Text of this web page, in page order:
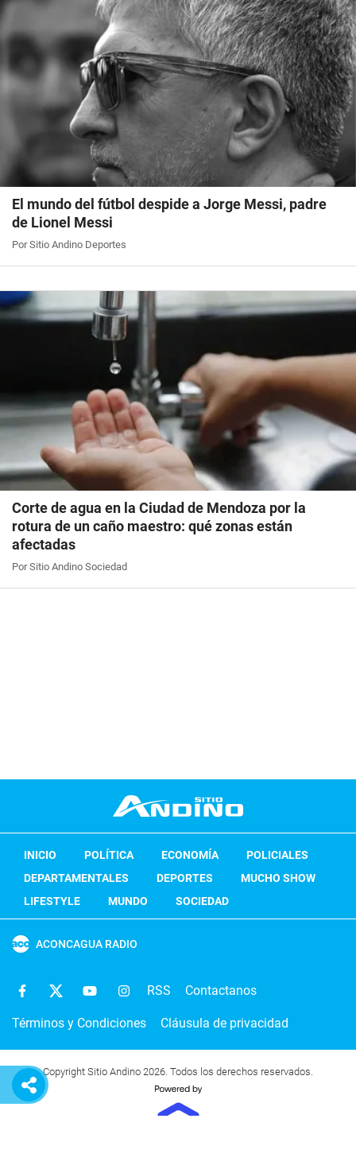
El mundo del fútbol despide a Jorge Messi, padre
de Lionel Messi
Por Sitio Andino Deportes
Corte de agua en la Ciudad de Mendoza por la
rotura de un caño maestro: qué zonas están
afectadas
Por Sitio Andino Sociedad
INICIO POLÍTICA ECONOMÍA
POLICIALES
DEPARTAMENTALES
DEPORTES
MUCHO SHOW
LIFESTYLE
MUNDO SOCIEDAD
ACONCAGUA RADIO
RSS Contactanos
Términos y Condiciones Cláusula de privacidad
Copyright Sitio Andino 2026. Todos los derechos reservados.